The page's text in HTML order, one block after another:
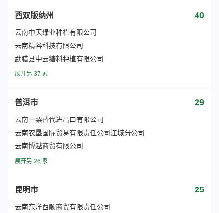
西双版纳州 40
云南中天绿业种植有限公司
云南精谷科技有限公司
勐腊县中云糖料种植有限公司
展开另 37 家
普洱市 29
云南一粟替代进出口有限公司
云南农垦国际贸易有限责任公司江城分公司
云南博越商贸有限公司
展开另 26 家
昆明市 25
云南东洋西顺商贸有限责任公司